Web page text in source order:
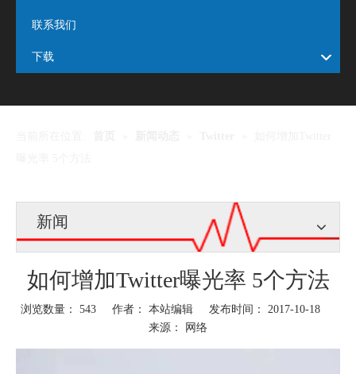
联系我们
下载
新闻
如何增加Twitter曝光率 5个方法
浏览数量： 543作者： 本站编辑 发布时间： 2017-10-18
来源：
网络
["wechat","weibo","qzone","douban","email"]